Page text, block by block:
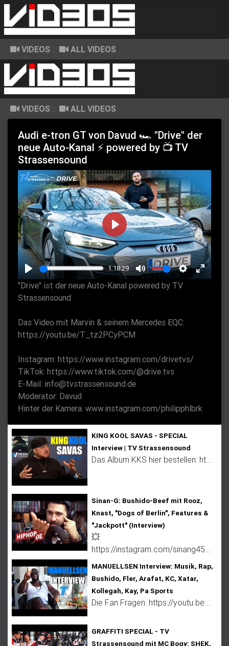
VIDEOS :: ALL VIDEOS
VIDEOS :: ALL VIDEOS
Audi e-tron GT von Davud 🏎️ "Drive" der
neue Auto-Kanal ⚡ powered by 📺 TV
Strassensound
P
y
1:18:29
e
t
g
E
e
P
l
a
y
"Drive" ist der neue Auto-Kanal powered by TV
Strassensound
Das Video mit Marvin & seinem Mercedes EQC:
https://youtu.be/T_tz2PCyPCM
Instagram: https://www.instagram.com/drivetvs/
TikTok: https://www.tiktok.com/@drive.tvs
E-Mail: info@tvstrassensound.de
Moderator: Davud
Hinter der Kamera: www.instagram.com/philipphlbrk
KING KOOL SAVAS - SPECIAL
Interview | TV Strassensound
Das Album KKS hier bestellen: ht...
Sinan-G: Bushido-Beef mit Rooz,
Knast, "Dogs of Berlin", Features &
"Jackpott" (Interview)
💥
https://instagram.com/sinang45...
MANUELLSEN Interview: Musik, Rap,
Bushido, Fler, Arafat, KC, Xatar,
Kollegah, Kay, Pa Sports
Die Fan Fragen: https://youtu.be...
GRAFFITI SPECIAL - TV
Strassensound mit MC Bogy: SHEK,